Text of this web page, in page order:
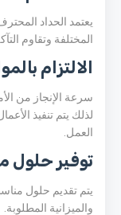
يعتمد الحداد
المختلفة وتقاوم
الالتزام
سرعة الإنجاز من
لذلك يتم تنفيذ
العمل.
توفير حلول
يتم تقديم حلول
والميزانية المطلوبة.